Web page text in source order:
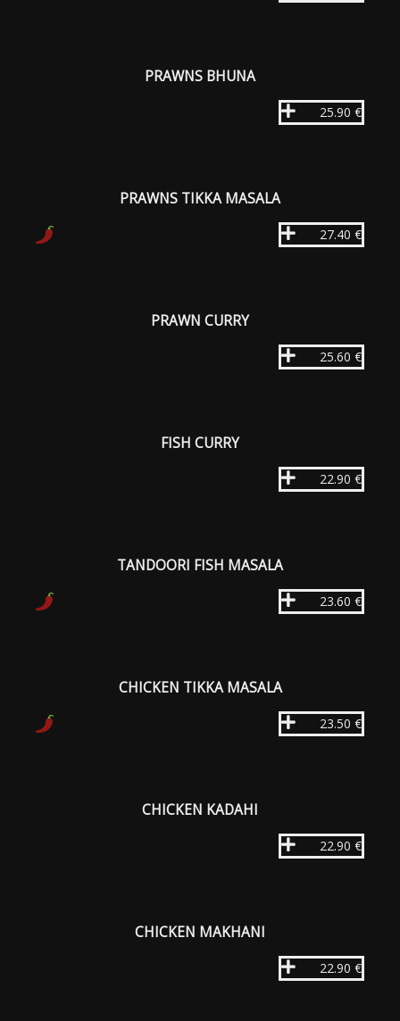
PRAWNS BHUNA
25.90 €
PRAWNS TIKKA MASALA
27.40 €
PRAWN CURRY
25.60 €
FISH CURRY
22.90 €
TANDOORI FISH MASALA
23.60 €
CHICKEN TIKKA MASALA
23.50 €
CHICKEN KADAHI
22.90 €
CHICKEN MAKHANI
22.90 €